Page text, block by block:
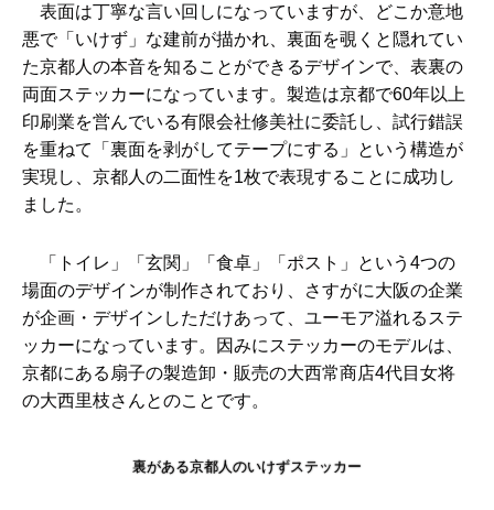
表面は丁寧な言い回しになっていますが、どこか意地
悪で「いけず」な建前が描かれ、裏面を覗くと隠れてい
た京都人の本音を知ることができるデザインで、表裏の
両面ステッカーになっています。製造は京都で60年以上
印刷業を営んでいる有限会社修美社に委託し、試行錯誤
を重ねて「裏面を剥がしてテープにする」という構造が
実現し、京都人の二面性を1枚で表現することに成功し
ました。
「トイレ」「玄関」「食卓」「ポスト」という4つの
場面のデザインが制作されており、さすがに大阪の企業
が企画・デザインしただけあって、ユーモア溢れるステ
ッカーになっています。因みにステッカーのモデルは、
京都にある扇子の製造卸・販売の大西常商店4代目女将
の大西里枝さんとのことです。
裏がある京都人のいけずステッカー